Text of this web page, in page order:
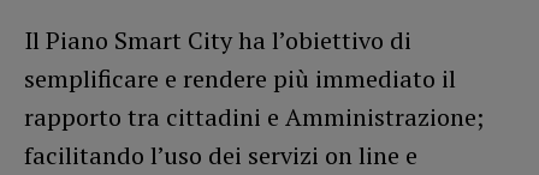
Il Piano Smart City ha l’obiettivo di
semplificare e rendere più immediato il
rapporto tra cittadini e Amministrazione;
facilitando l’uso dei servizi on line e